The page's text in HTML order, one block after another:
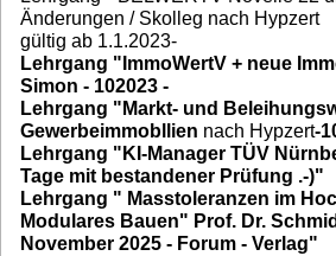
Änderungen / Skolleg nach Hypzert
gültig ab 1.1.2023-
Lehrgang "ImmoWertV + neue
Simon - 102023 -
Lehrgang "Markt- und
Gewerbeimmobllien nach Hypzert-
Lehrgang "KI-Manager TÜV
Tage mit bestandener Prüfung .-)"
Lehrgang " Masstoleranzen im
Modulares Bauen" Prof. Dr.
November 2025 - Forum - Verlag"